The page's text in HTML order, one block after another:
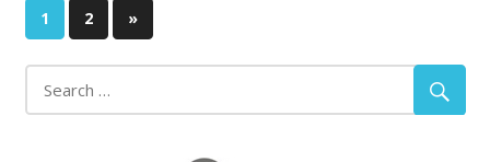
Paginación
de
entradas
1 2
Next
Posts
»